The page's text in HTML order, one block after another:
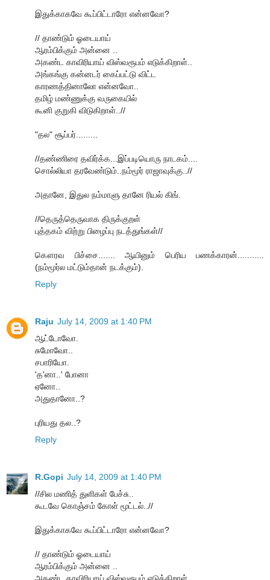
இதுக்காகவே கூப்பிட்டாரோ என்னவோ?
// தாண்டும் ஓடையாய்
ஆரம்பிக்கும் அன்னை ..
அகண்ட காவிரியாய் விஸ்வரூபம் எடுக்கிறாள்..
அங்கங்கு கன்னடர் கைப்பட்டு விட்ட
காரணத்தினாலோ என்னவோ..
தமிழ் மண்ணுக்கு வருகையில்
கூனி குறுகி விடுகிறாள்..//
"தல" சூப்பர்.........
//தண்ணிரை தவிர்க்க...இப்படியொரு நாடகம்....
சொல்லியா தரவேண்டும்..நம்மூர் ராஜாவுக்கு..//
அதானே, இதுல நம்மாளு தானே ரியல் கிங்.
//தெருத்தெருவாக திருக்குறள்
புத்தகம் விற்று பிழைப்பு நடத்துங்கள்//
கௌரவ பிச்சை....... ஆயினும் பெரிய பணக்காரன்...........
(நம்மூர்ல மட்டும்தான் நடக்கும்).
Reply
Raju July 14, 2009 at 1:40 PM
ஆட்டோவோ.
சுமோவோ..
சபாரியோ.
'த'னா..' போனா
ஏனோ..
அதுதானோ..?
புரியது தல..?
Reply
R.Gopi July 14, 2009 at 1:40 PM
//சில மணித் துளிகள் பேச்சு..
கூடவே கொஞ்சம் கோள் மூட்டல்..//
இதுக்காகவே கூப்பிட்டாரோ என்னவோ?
// தாண்டும் ஓடையாய்
ஆரம்பிக்கும் அன்னை ..